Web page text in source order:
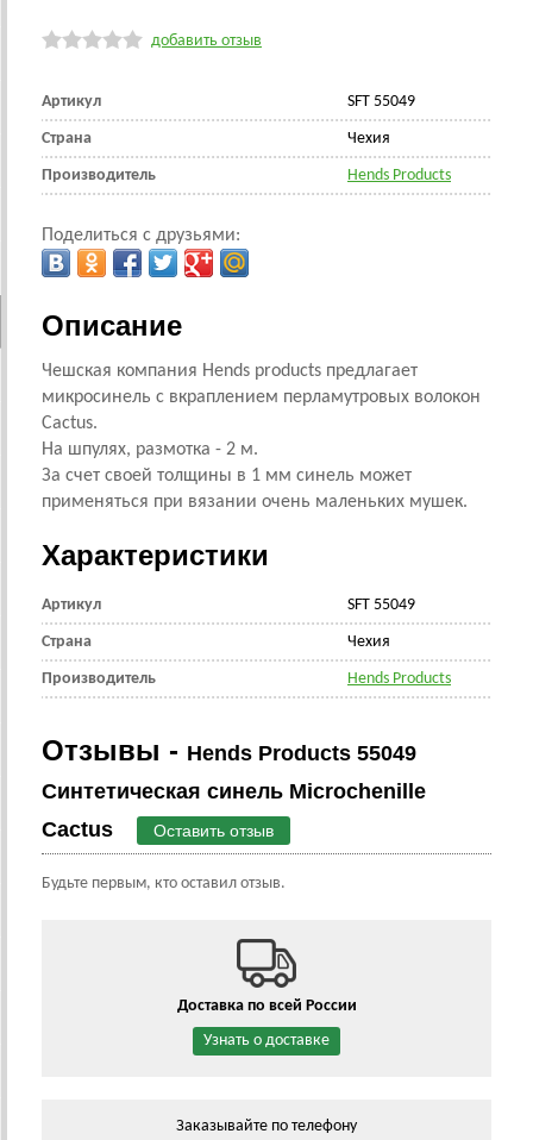
добавить отзыв
Артикул SFT 55049
Страна Чехия
Производитель Hends Products
Поделиться с друзьями:
Описание
Чешская компания Hends products предлагает
микросинель с вкраплением перламутровых волокон
Cactus.
На шпулях, размотка - 2 м.
За счет своей толщины в 1 мм синель может
применяться при вязании очень маленьких мушек.
Характеристики
Артикул SFT 55049
Страна Чехия
Производитель Hends Products
Отзывы - Hends Products 55049
Синтетическая синель Microchenille
Cactus
Оставить отзыв
Будьте первым, кто оставил отзыв.
Доставка по всей России
Узнать о доставке
Заказывайте по телефону